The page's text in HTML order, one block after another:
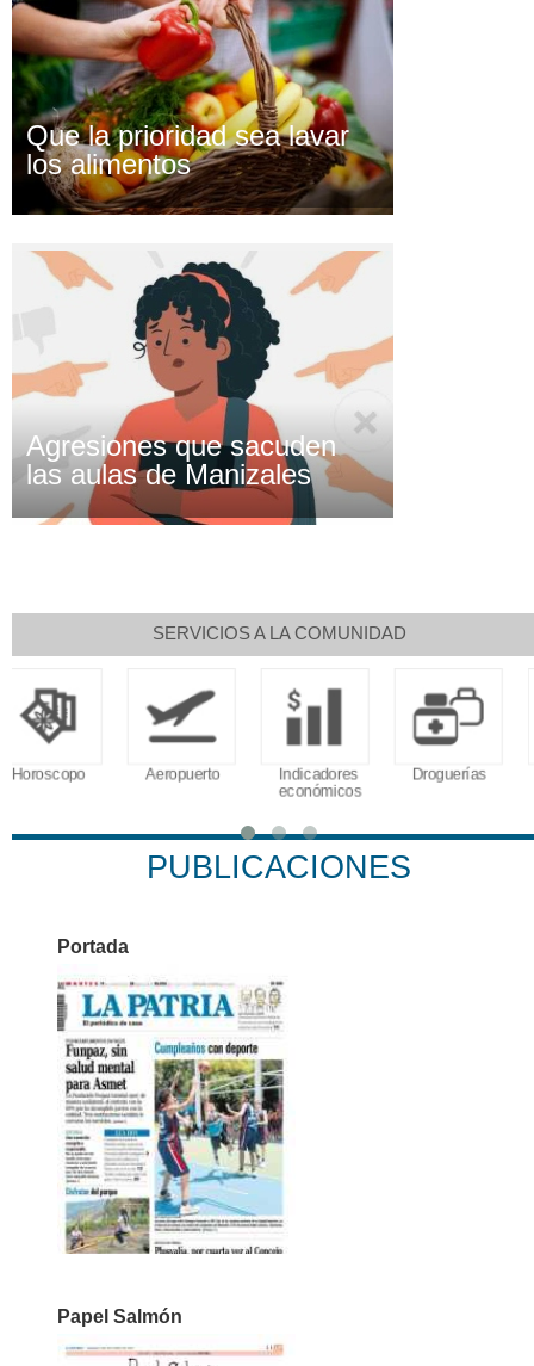
Que la prioridad sea lavar
los alimentos
Agresiones que sacuden
las aulas de Manizales
SERVICIOS A LA COMUNIDAD
Aeropuerto
Indicadores
Droguerías Notarías
PUBLICACIONES
Portada
Papel Salmón